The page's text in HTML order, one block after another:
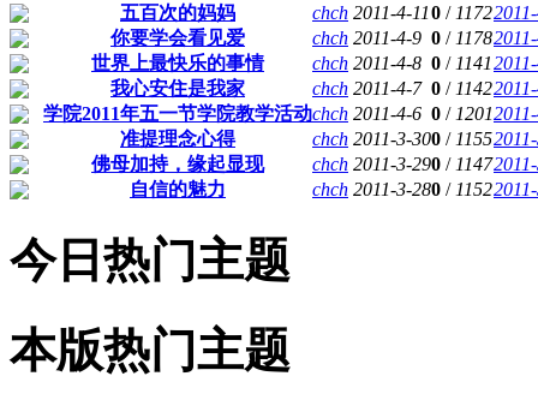
五百次的妈妈
chch 2011-4-110 / 1172
你要学会看见爱
chch 2011-4-9 0 / 1178
世界上最快乐的事情
chch 2011-4-8 0 / 1141
我心安住是我家
chch 2011-4-7 0 / 1142
学院2011年五一节学院教学活动chch 2011-4-6 0 / 1201
准提理念心得
chch 2011-3-300 / 1155
佛母加持，缘起显现
chch 2011-3-290 / 1147
自信的魅力
chch 2011-3-280 / 1152
今日热门主题
本版热门主题